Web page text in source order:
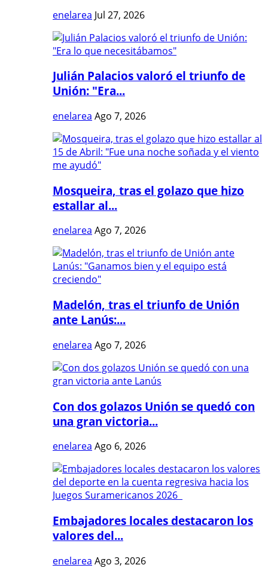
enelarea Jul 27, 2026
Julián Palacios valoró el triunfo de
Unión: "Era...
enelarea Ago 7, 2026
Mosqueira, tras el golazo que hizo
estallar al...
enelarea Ago 7, 2026
Madelón, tras el triunfo de Unión
ante Lanús:...
enelarea Ago 7, 2026
Con dos golazos Unión se quedó con
una gran victoria...
enelarea Ago 6, 2026
Embajadores locales destacaron los
valores del...
enelarea Ago 3, 2026